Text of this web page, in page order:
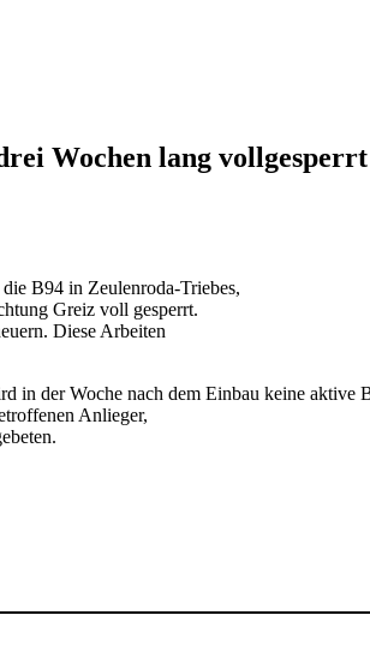
Wochen lang vollgesperrt
B94 in Zeulenroda-Triebes,
Greiz voll gesperrt.
Diese Arbeiten
in der Woche nach dem Einbau keine
Anlieger,